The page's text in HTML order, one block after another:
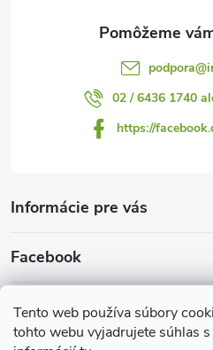
Tento web používa súbory
tohto webu vyjadrujete súhlas
podpora@
02 / 6436 1740
https://
Informácie pre vás
Facebook
Prijímame online platby